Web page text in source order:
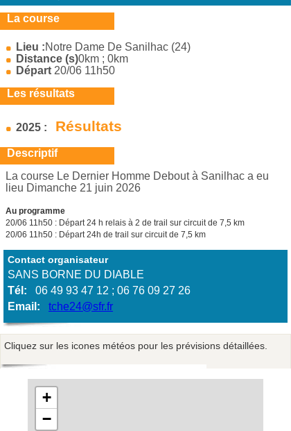
La course
Lieu :Notre Dame De Sanilhac (24)
Distance (s)0km ; 0km
Départ 20/06 11h50
Les résultats
2025 : Résultats
Descriptif
La course Le Dernier Homme Debout à Sanilhac a eu
lieu Dimanche 21 juin 2026
Au programme
20/06 11h50 : Départ 24 h relais à 2 de trail sur circuit de 7,5 km
20/06 11h50 : Départ 24h de trail sur circuit de 7,5 km
Contact organisateur
SANS BORNE DU DIABLE
Tél: 06 49 93 47 12 ; 06 76 09 27 26
Email:
tche24@sfr.fr
Cliquez sur les icones météos pour les prévisions détaillées.
+
−